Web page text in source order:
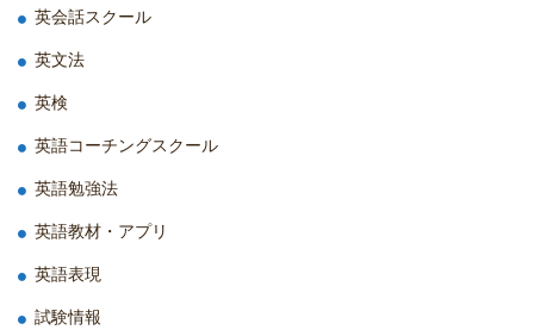
英会話スクール
英文法
英検
英語コーチングスクール
英語勉強法
英語教材・アプリ
英語表現
試験情報